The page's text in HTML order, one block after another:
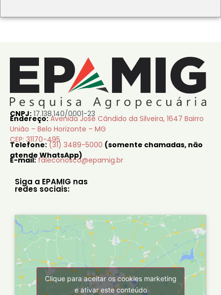
CNPJ: 17.138.140/0001-23
Endereço: Avenida José Cândido da Silveira, 1647 Bairro
União – Belo Horizonte – MG
CEP: 31170-495
Telefone: (31) 3489-5000 (somente chamadas, não
atende WhatsApp)
E-mail: faleconosco@epamig.br
Siga a EPAMIG nas
redes sociais:
Clique para aceitar os cookies marketing
e ativar este conteúdo